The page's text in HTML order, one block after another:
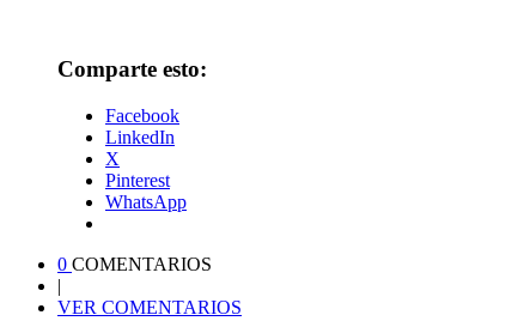
Comparte esto:
Facebook
LinkedIn
X
Pinterest
WhatsApp
0 COMENTARIOS
|
VER COMENTARIOS